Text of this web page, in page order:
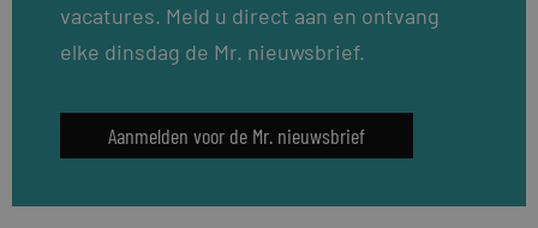
vacatures. Meld u direct aan en ontvang
elke dinsdag de Mr. nieuwsbrief.
Aanmelden voor de Mr. nieuwsbrief